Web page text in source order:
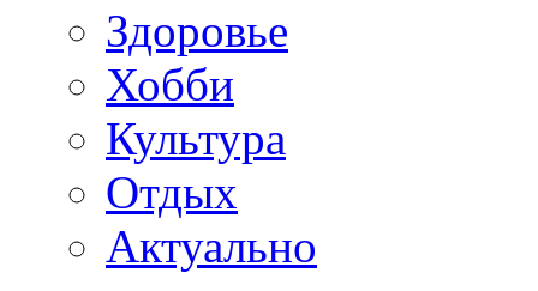
Здоровье
Хобби
Культура
Отдых
Актуально